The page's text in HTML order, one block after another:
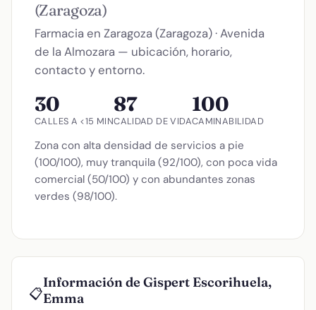
(Zaragoza)
Farmacia en Zaragoza (Zaragoza) · Avenida
de la Almozara — ubicación, horario,
contacto y entorno.
30
CALLES A <15 MIN
87
CALIDAD DE VIDA
100
CAMINABILIDAD
Zona con alta densidad de servicios a pie
(100/100), muy tranquila (92/100), con poca vida
comercial (50/100) y con abundantes zonas
verdes (98/100).
📋
Información de Gispert Escorihuela,
Emma